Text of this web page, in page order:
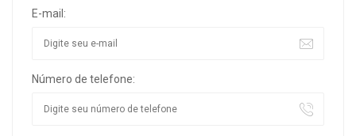
E-mail:
Número de telefone: